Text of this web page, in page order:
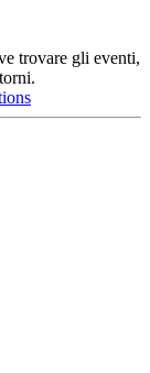
trovare gli eventi,